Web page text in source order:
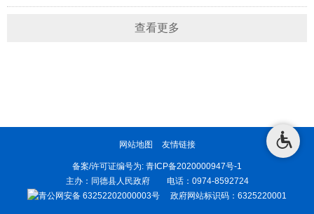
查看更多
网站地图 友情链接
备案/许可证编号为: 青ICP备2020000947号-1
主办：同德县人民政府 电话：0974-8592724
青公网安备 63252202000003号 政府网站标识码：6325220001